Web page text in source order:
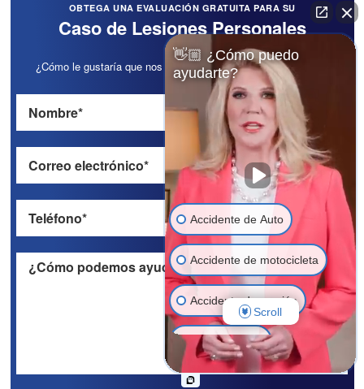
OBTEGA UNA EVALUACIÓN GRATUITA PARA SU
Caso de Lesiones Personales
¿Cómo le gustaría que nos pongamos en contacto con usted?
👋🏼 ¿Cómo puedo
ayudarte?
Accidente de Auto
Accidente de motocicleta
Accidente de camión
Muerte injusta
Negligencia médica
Scroll